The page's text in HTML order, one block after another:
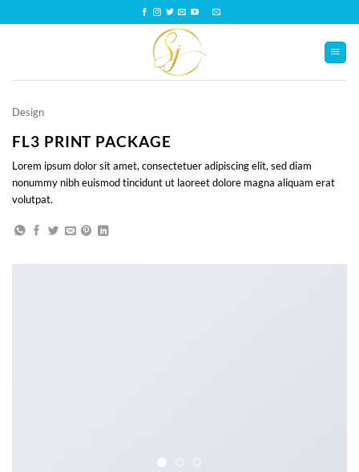
to
Design
FL3 PRINT PACKAGE
Lorem ipsum dolor sit amet, consectetuer adipiscing elit, sed diam
nonummy nibh euismod tincidunt ut laoreet dolore magna aliquam erat
volutpat.